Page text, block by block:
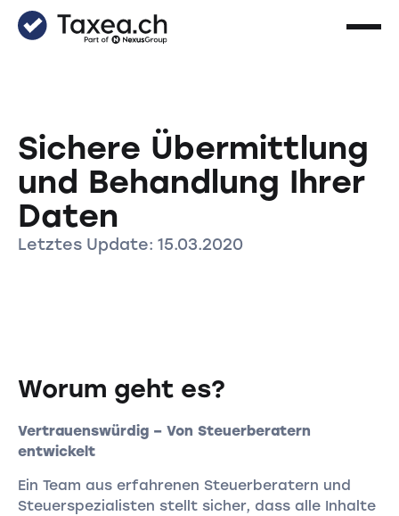
Sichere Übermittlung
und Behandlung Ihrer
Daten
Letztes Update: 15.03.2020
Worum geht es?
Vertrauenswürdig – Von Steuerberatern
entwickelt
Ein Team aus erfahrenen Steuerberatern und
Steuerspezialisten stellt sicher, dass alle Inhalte